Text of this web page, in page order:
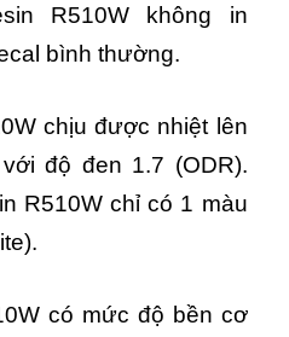
R510W không in
bình thường.
chịu được nhiệt lên
độ đen 1.7 (ODR).
R510W chỉ có 1 màu
có mức độ bền cơ